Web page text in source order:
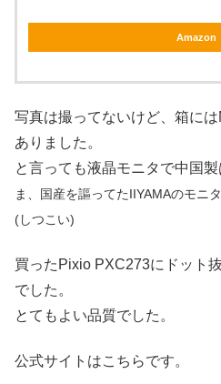
Amazon
写真は撮ってないけど、箱に
ありました。
と言っても液晶モニタで中国製
ま、国産を謳ってたIIYAMAのモニ
(しつこい)
買ったPixio PXC273にドット
でした。
とてもよい品質でした。
公式サイトはこちらです。